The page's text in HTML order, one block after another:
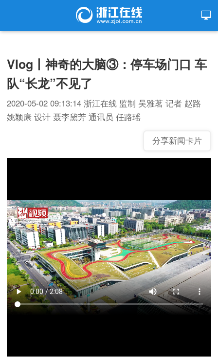
Vlog丨神奇的大脑③：停车场门口 车
队“长龙”不见了
2020-05-02 09:13:14 浙江在线 监制 吴雅茗 记者 赵路
姚颖康 设计 聂李黛芳 通讯员 任路瑶
分享新闻卡片